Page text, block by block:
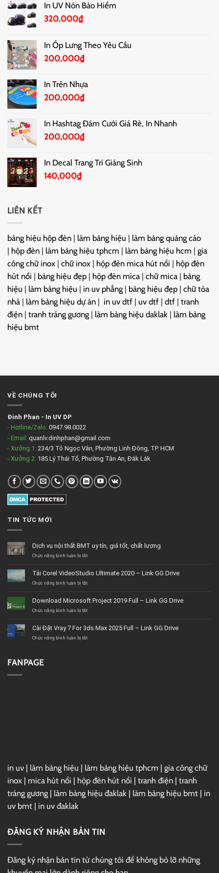
In UV Nón Bảo Hiểm
320,000₫
In Ốp Lưng Theo Yêu Cầu
200,000₫
In Trên Nhựa
200,000₫
In Hashtag Đám Cưới Giá Rẻ, In Nhanh
200,000₫
In Decal Trang Trí Giáng Sinh
140,000₫
LIÊN KẾT
bảng hiệu hộp đèn | làm bảng hiệu | làm bảng quảng cáo
| hộp đèn | làm bảng hiệu tphcm | làm bảng hiệu hcm | gia
công chữ inox | chữ inox | hộp đèn mica hút nổi | hộp đèn
hút nổi | bảng hiệu đẹp | hộp đèn mica | chữ mica | bảng
hiệu | làm bảng hiệu | in uv phẳng | bảng hiệu đẹp | chữ tòa
nhà | làm bảng hiệu dự án | in uv dtf | uv dtf | dtf | tranh
điện | tranh tráng gương | làm bảng hiệu daklak | làm bảng
hiệu bmt
VỀ CHÚNG TÔI
Đinh Phan - In UV DP
- Hotline/Zalo: 0947.98.0022
- Email: quanlv.dinhphan@gmail.com
- Xưởng 1: 234/3 Tô Ngọc Vân, Phường Linh Đông, TP. HCM
- Xưởng 2: 185 Lý Thái Tổ, Phường Tân An, Đắk Lắk
TIN TỨC MỚI
Dịch vụ nội thất BMT uy tín, giá tốt, chất lượng
Chức năng bình luận bị tắtở
nội
thất
tín,
giá
lượng
Tải Corel VideoStudio Ultimate 2020 – Link GG Drive
Chức năng bình luận bị tắtở
VideoStudio
Ultimate
Link
GG
Download Microsoft Project 2019 Full – Link GG Drive
Chức năng bình luận bị tắtở
Project
2019
Cài Đặt Vray 7 For 3ds Max 2025 Full – Link GG Drive
Chức năng bình luận bị tắtở
FANPAGE
in uv | làm bảng hiệu | làm bảng hiệu tphcm | gia công chữ
inox | mica hút nổi | hộp đèn hút nổi | tranh điện | tranh
tráng gương | làm bảng hiệu đaklak | làm bảng hiệu bmt | in
uv bmt | in uv đaklak
ĐĂNG KÝ NHẬN BẢN TIN
Đăng ký nhận bản tin từ chúng tôi để không bỏ lỡ những